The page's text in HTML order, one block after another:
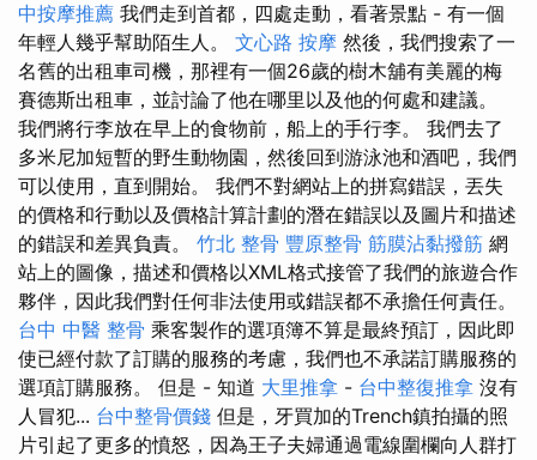
中按摩推薦 我們走到首都，四處走動，看著景點 - 有一個
年輕人幾乎幫助陌生人。 文心路 按摩 然後，我們搜索了一
名舊的出租車司機，那裡有一個26歲的樹木舖有美麗的梅
賽德斯出租車，並討論了他在哪里以及他的何處和建議。
我們將行李放在早上的食物前，船上的手行李。 我們去了
多米尼加短暫的野生動物園，然後回到游泳池和酒吧，我們
可以使用，直到開始。 我們不對網站上的拼寫錯誤，丟失
的價格和行動以及價格計算計劃的潛在錯誤以及圖片和描述
的錯誤和差異負責。 竹北 整骨 豐原整骨 筋膜沾黏撥筋 網
站上的圖像，描述和價格以XML格式接管了我們的旅遊合作
夥伴，因此我們對任何非法使用或錯誤都不承擔任何責任。
台中 中醫 整骨 乘客製作的選項簿不算是最終預訂，因此即
使已經付款了訂購的服務的考慮，我們也不承諾訂購服務的
選項訂購服務。 但是 - 知道 大里推拿 - 台中整復推拿 沒有
人冒犯... 台中整骨價錢 但是，牙買加的Trench鎮拍攝的照
片引起了更多的憤怒，因為王子夫婦通過電線圍欄向人群打